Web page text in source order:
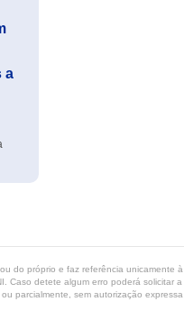
a
do próprio e faz referência unicamente
Caso detete algum erro poderá solicitar
parcialmente, sem autorização